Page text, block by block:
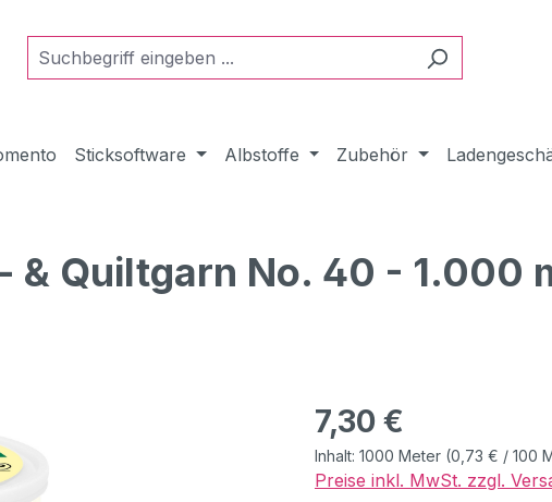
Sticksoftware Albstoffe Zubehör
& Quiltgarn No. 40 - 1.000
Regulärer Preis:
7,30 €
Inhalt: 1000 Meter (0,73 € / 100
Preise inkl. MwSt. zzgl.